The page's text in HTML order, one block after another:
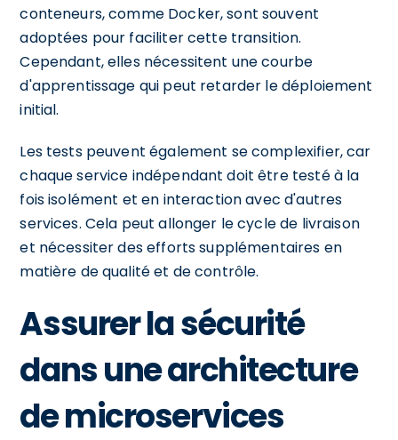
conteneurs, comme Docker, sont souvent
adoptées pour faciliter cette transition.
Cependant, elles nécessitent une courbe
d'apprentissage qui peut retarder le déploiement
initial.
Les tests peuvent également se complexifier, car
chaque service indépendant doit être testé à la
fois isolément et en interaction avec d'autres
services. Cela peut allonger le cycle de livraison
et nécessiter des efforts supplémentaires en
matière de qualité et de contrôle.
Assurer la sécurité
dans une architecture
de microservices